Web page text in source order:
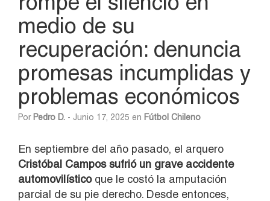
medio de su
recuperación: denuncia
promesas incumplidas y
problemas económicos
Por Pedro D. - Junio 17, 2025 en Fútbol Chileno
En septiembre del año pasado, el arquero
Cristóbal Campos sufrió un grave accidente
automovilísticoque le costó la amputación
parcial de su pie derecho. Desde entonces,